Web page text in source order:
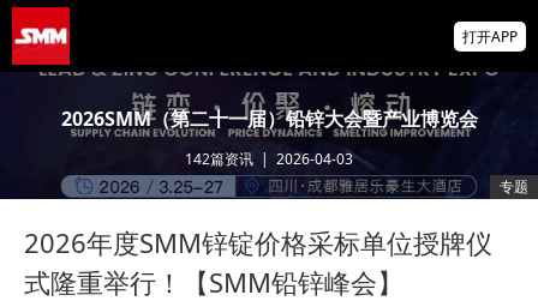
海关总署：前7个月我国货物贸易进出口增长
17.3%
【直播中】海外宏观经济及大类资产展望 全
球锌、氧化锌、镀锌板供需及价格展望
掌上有色
打开APP
2026SMM（第二十一届）铅锌大会暨产业博览会
142篇资讯 | 2026-04-03
专题
2026年度SMM锌锭价格采标单位授牌仪
式隆重举行！【SMM铅锌峰会】